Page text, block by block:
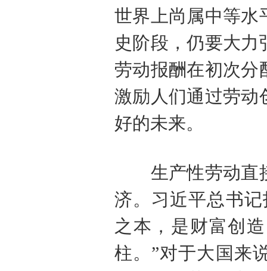
世界上尚属中等水
史阶段，仍要大
劳动报酬在初次分
激励人们通过劳动
好的未来。
生产性劳动直接
济。习近平总书
之本，是财富创
柱。”对于大国来